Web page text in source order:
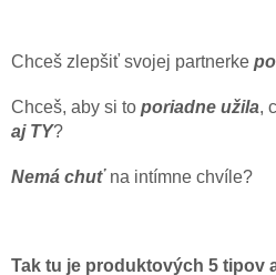
Chceš zlepšiť svojej partnerke
Chceš, aby si to poriadne užila,
aj TY?
Nemá chuťna intímne chvíle?
Tak tu je produktových 5 tipov